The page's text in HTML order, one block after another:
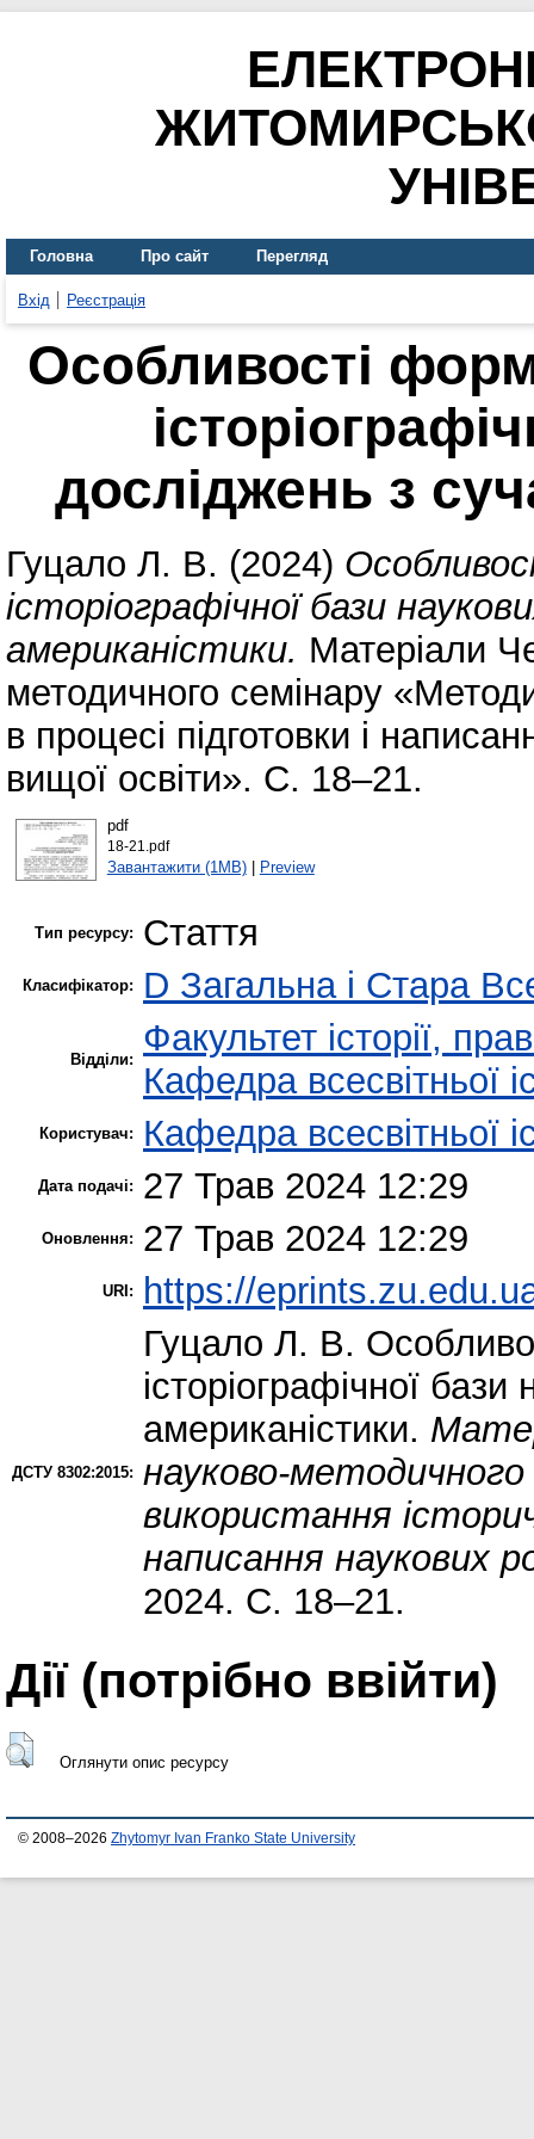
Головна Про сайт Перегляд
Вхід Реєстрація
Особливості
досліджень з
Гуцало Л. В. (2024)
історіографічної бази
американістики. Матеріали
методичного семінару
в процесі підготовки і
вищої освіти». С. 18–21.
pdf
18-21.pdf
Завантажити (1MB)| Preview
Тип ресурсу: Стаття
Класифікатор: D Загальна і Стара
Відділи:
Факультет історії,
Кафедра всесвітньої
Користувач: Кафедра всесвітньої
Дата подачі: 27 Трав 2024 12:29
Оновлення: 27 Трав 2024 12:29
URI: https://
ДСТУ 8302:2015:
Гуцало Л. В.
історіографічної
американістики.
науково-
використання
написання наукових
2024. С. 18–21.
Дії ​​(потрібно ввійти)
Оглянути опис ресурсу
© 2008–2026 Zhytomyr Ivan Franko State University